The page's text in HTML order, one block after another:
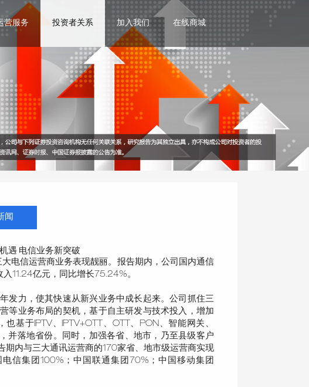
营服务 投资者关系 加入我们 在线商城
闻
遇 电信业务新突破
电信运营商业务表现靓丽。报告期内，公司国内通信
11.24亿元，同比增长75.24%。
发力，使其快速从新兴业务中成长起来。公司抓住三
等业务布局的契机，基于自主研发与技术投入，增加
基于IPTV、IPTV+OTT、OTT、PON、智能网关、
并落地省份。同时，加强各省、地市，乃至县级客户
内与三大通讯运营商的170家省、地市级运营商实现
信集团100%；中国联通集团70%；中国移动集团